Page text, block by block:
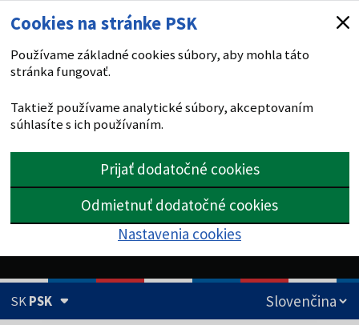
Cookies na stránke PSK
Používame základné cookies súbory, aby mohla táto
stránka fungovať.
Taktiež používame analytické súbory, akceptovaním
súhlasíte s ich používaním.
Prijať dodatočné cookies
Odmietnuť dodatočné cookies
Nastavenia cookies
SKPSK